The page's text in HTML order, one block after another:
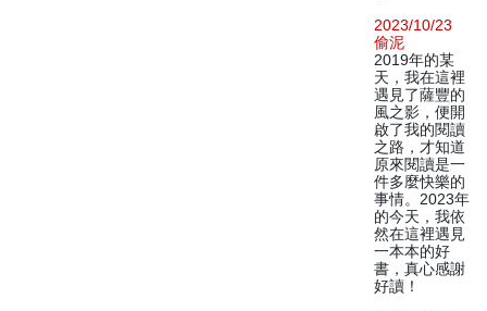
2023/10/23
偷泥
2019年的某
天，我在這裡
遇見了薩豐的
風之影，便開
啟了我的閱讀
之路，才知道
原來閱讀是一
件多麼快樂的
事情。2023年
的今天，我依
然在這裡遇見
一本本的好
書，真心感謝
好讀！